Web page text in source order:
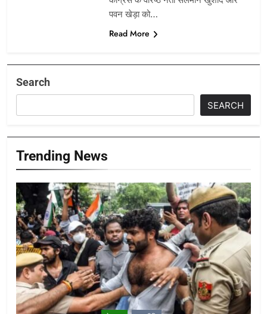
पवन खेड़ा को…
Read More
Search
SEARCH
Trending News